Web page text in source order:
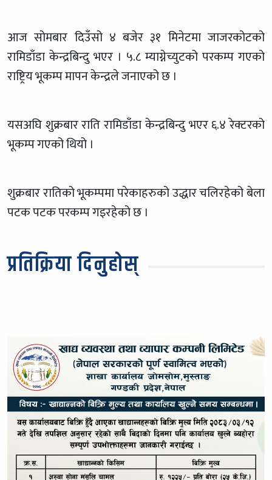
आज सोमबार दिउँसो ४ बजेर ३१ मिनेटमा जाजरकोटको
रामिडाँडा केन्द्रबिन्दु भएर । ५.८ म्याग्नेच्युटको परकम्प गएको
राष्ट्रिय भूकम्प मापन केन्द्रले जनाएको छ ।
यसअघि शुक्रबार राति रामिडाँडा केन्द्रबिन्दु भएर ६.४ रेक्टरको
भूकम्प गएको थियो ।
शुक्रबार रातिको भूकम्पमा परेकाहरुको उद्धार चलिरहेको बेला
पटक पटक परकम्प गइरहेको छ ।
प्रतिक्रिया दिनुहोस्